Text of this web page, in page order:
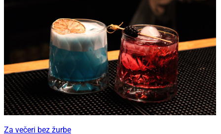
Za večeri bez žurbe